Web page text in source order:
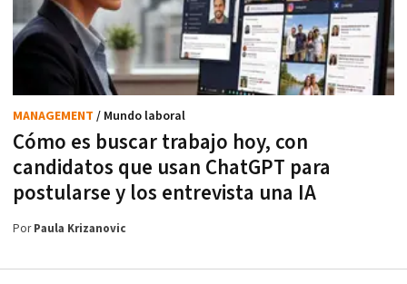
Cómo es buscar trabajo hoy, con
candidatos que usan ChatGPT para
postularse y los entrevista una IA
MANAGEMENT / Mundo laboral
PorPaula Krizanovic